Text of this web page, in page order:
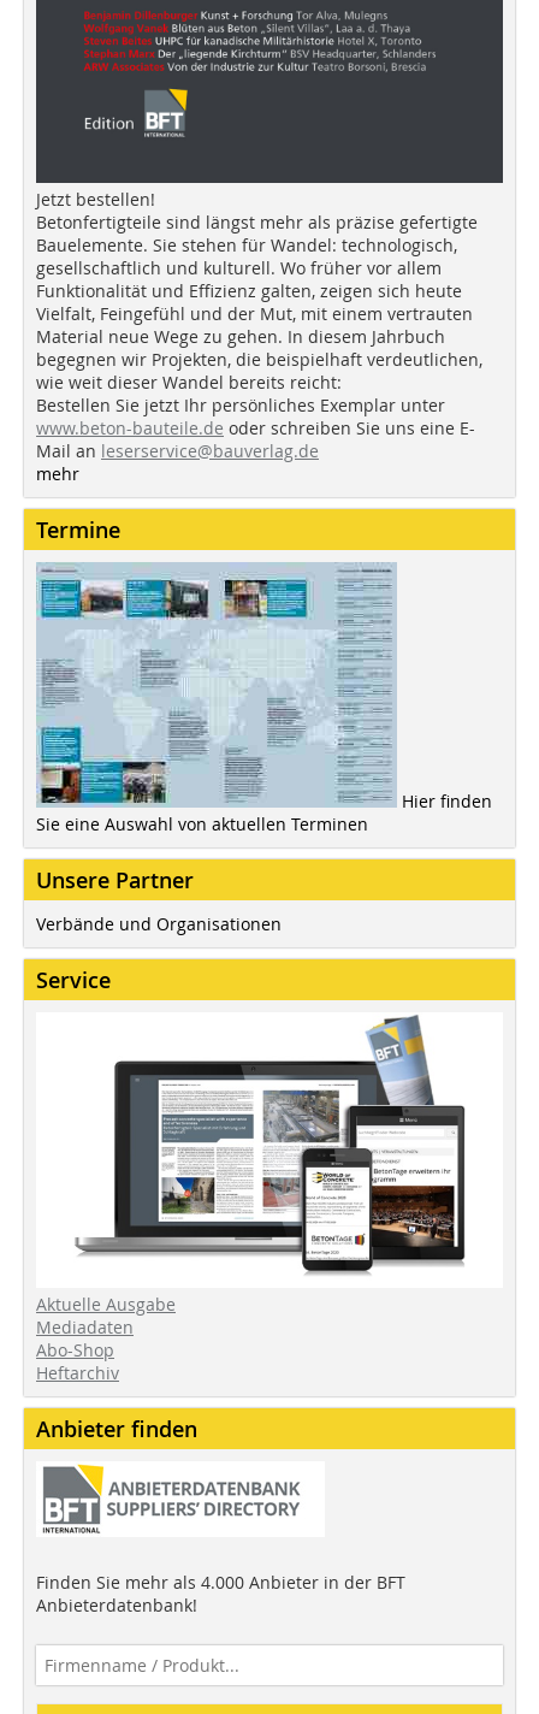
Jetzt bestellen!
Betonfertigteile sind längst mehr als präzise gefertigte
Bauelemente. Sie stehen für Wandel: technologisch,
gesellschaftlich und kulturell. Wo früher vor allem
Funktionalität und Effizienz galten, zeigen sich heute
Vielfalt, Feingefühl und der Mut, mit einem vertrauten
Material neue Wege zu gehen. In diesem Jahrbuch
begegnen wir Projekten, die beispielhaft verdeutlichen,
wie weit dieser Wandel bereits reicht:
Bestellen Sie jetzt Ihr persönliches Exemplar unter
www.beton-bauteile.de oder schreiben Sie uns eine E-
Mail an leserservice@bauverlag.de
mehr
Termine
Hier finden
Sie eine Auswahl von aktuellen Terminen
Unsere Partner
Verbände und Organisationen
Service
Aktuelle Ausgabe
Mediadaten
Abo-Shop
Heftarchiv
Anbieter finden
Finden Sie mehr als 4.000 Anbieter in der BFT
Anbieterdatenbank!